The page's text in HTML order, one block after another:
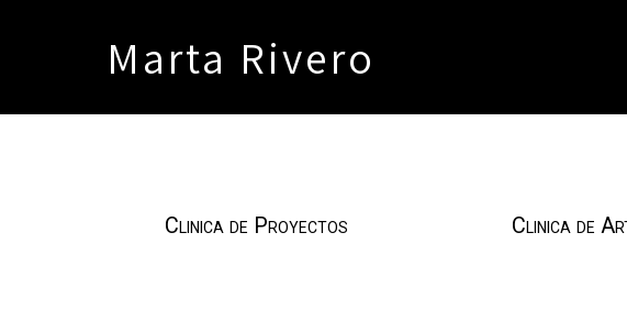
Marta Rivero
Clinica de Proyectos Clinica de